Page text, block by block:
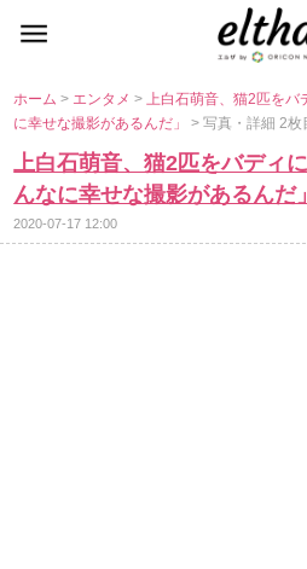
ホーム> エンタメ>上白石萌音、猫2匹をバ
に幸せな撮影があるんだ」> 写真・詳細 2枚
上白石萌音、猫2匹をバディ
んなに幸せな撮影があるんだ」
2020-07-17 12:00